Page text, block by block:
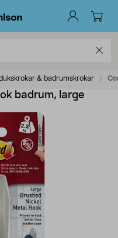
& badrumskrokar
badrum, large